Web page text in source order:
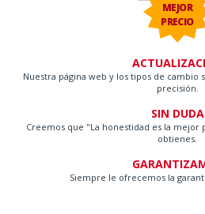
MEJOR
PRECIO
Nuestra página web y los tipos de cambio
precisión.
SIN DUDA
Creemos que "La honestidad es la mejor
obtienes.
Siempre le ofrecemos la